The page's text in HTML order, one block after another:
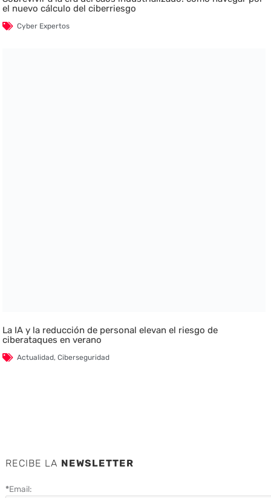
el nuevo cálculo del ciberriesgo
Cyber Expertos
La IA y la reducción de personal elevan el riesgo de
ciberataques en verano
Actualidad,Ciberseguridad
RECIBE LA NEWSLETTER
*Email: